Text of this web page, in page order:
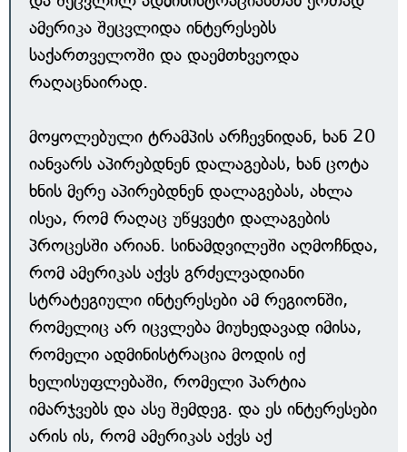
ამერიკა შეცვლიდა ინტერესებს
საქართველოში და დაემთხვეოდა
რაღაცნაირად.
მოყოლებული ტრამპის არჩევნიდან, ხან 20
იანვარს აპირებდნენ დალაგებას, ხან ცოტა
ხნის მერე აპირებდნენ დალაგებას, ახლა
ისეა, რომ რაღაც უწყვეტი დალაგების
პროცესში არიან. სინამდვილეში აღმოჩნდა,
რომ ამერიკას აქვს გრძელვადიანი
სტრატეგიული ინტერესები ამ რეგიონში,
რომელიც არ იცვლება მიუხედავად იმისა,
რომელი ადმინისტრაცია მოდის იქ
ხელისუფლებაში, რომელი პარტია
იმარჯვებს და ასე შემდეგ. და ეს ინტერესები
არის ის, რომ ამერიკას აქვს აქ